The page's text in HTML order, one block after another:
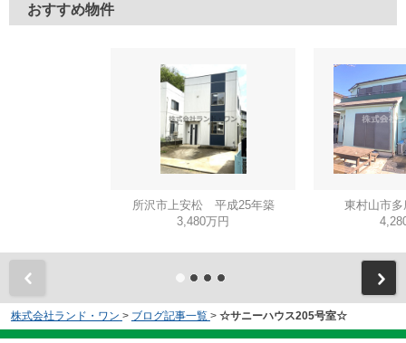
おすすめ物件
所沢市上安松 平成25年築
3,480万円
東村山市
株式会社ランド・ワン > ブログ記事一覧 > ☆サニーハウス205号室☆